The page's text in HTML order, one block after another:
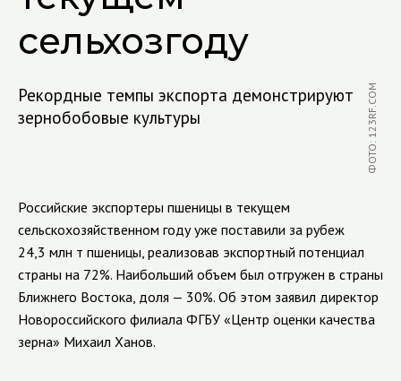
сельхозгоду
Рекордные темпы экспорта демонстрируют
зернобобовые культуры
ФОТО: 123RF.COM
Российские экспортеры пшеницы в текущем
сельскохозяйственном году уже поставили за рубеж
24,3 млн т пшеницы, реализовав экспортный потенциал
страны на 72%. Наибольший объем был отгружен в страны
Ближнего Востока, доля — 30%. Об этом заявил директор
Новороссийского филиала ФГБУ «Центр оценки качества
зерна» Михаил Ханов.